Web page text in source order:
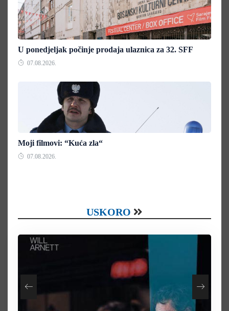
U ponedjeljak počinje prodaja ulaznica za 32. SFF
07.08.2026.
Moji filmovi: “Kuća zla“
07.08.2026.
USKORO